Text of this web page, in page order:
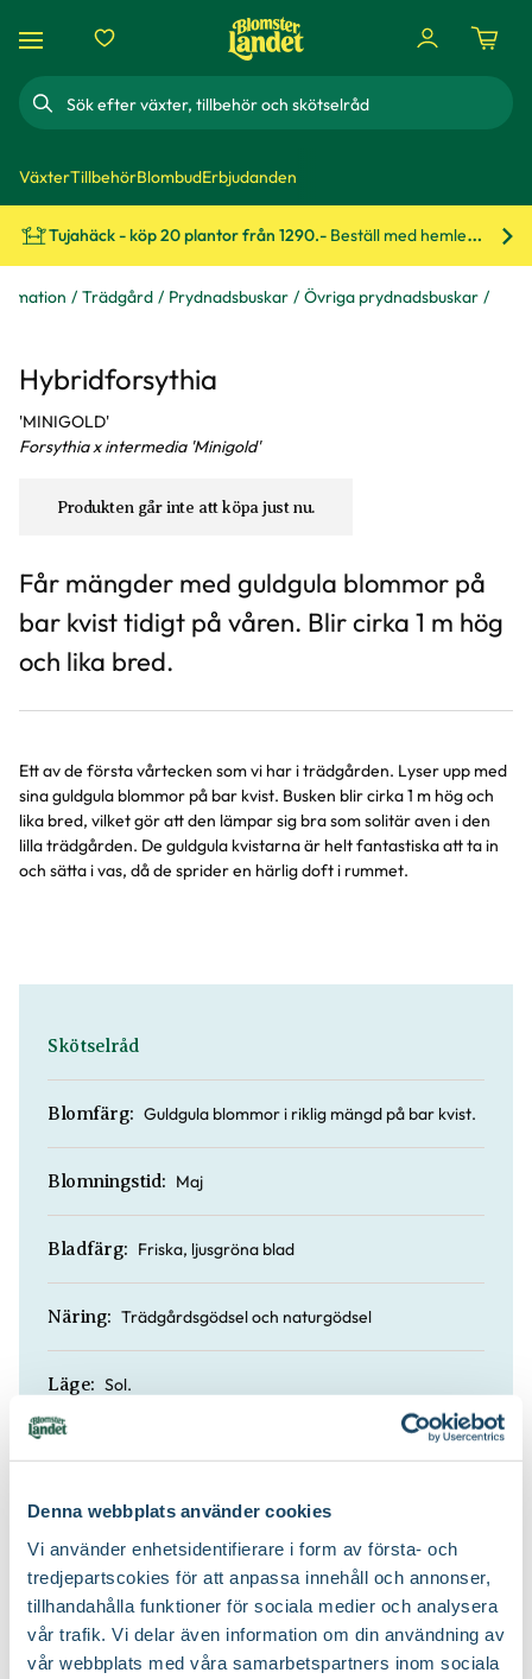
Denna webbplats använder cookies
Vi använder enhetsidentifierare i form av första- och
tredjepartscokies för att anpassa innehåll och annonser,
tillhandahålla funktioner för sociala medier och analysera
vår trafik. Vi delar även information om din användning av
vår webbplats med våra samarbetspartners inom sociala
Sök
VäxterTillbehörBlombudErbjudanden
Tujahäck - köp 20 plantor från 1290.- Beställ med hemleverans!
Trädgård Prydnadsbuskar Övriga prydnadsbuskar
Hybridforsythia
'MINIGOLD'
Forsythia x intermedia 'Minigold'
Produkten går inte att köpa just nu.
Får mängder med guldgula blommor på
bar kvist tidigt på våren. Blir cirka 1 m hög
och lika bred.
Ett av de första vårtecken som vi har i trädgården. Lyser upp med
sina guldgula blommor på bar kvist. Busken blir cirka 1 m hög och
lika bred, vilket gör att den lämpar sig bra som solitär aven i den
lilla trädgården. De guldgula kvistarna är helt fantastiska att ta in
och sätta i vas, då de sprider en härlig doft i rummet.
Skötselråd
Blomfärg: Guldgula blommor i riklig mängd på bar kvist.
Blomningstid: Maj
Bladfärg: Friska, ljusgröna blad
Näring: Trädgårdsgödsel och naturgödsel
Läge: Sol.
Doft: Ja
Vintergrön: Nej
Jordprodukter: Planteringsjord